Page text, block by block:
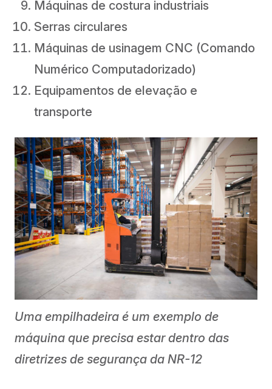
Máquinas de costura industriais
Serras circulares
Máquinas de usinagem CNC (Comando
Numérico Computadorizado)
Equipamentos de elevação e
transporte
Uma empilhadeira é um exemplo de
máquina que precisa estar dentro das
diretrizes de segurança da NR-12